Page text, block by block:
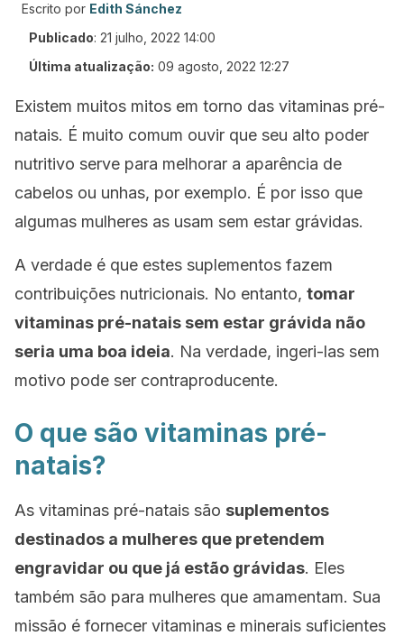
Escrito por Edith Sánchez
Publicado: 21 julho, 2022 14:00
Última atualização: 09 agosto, 2022 12:27
Existem muitos mitos em torno das vitaminas pré-
natais. É muito comum ouvir que seu alto poder
nutritivo serve para melhorar a aparência de
cabelos ou unhas, por exemplo. É por isso que
algumas mulheres as usam sem estar grávidas.
A verdade é que estes suplementos fazem
contribuições nutricionais. No entanto, tomar
vitaminas pré-natais sem estar grávida não
seria uma boa ideia. Na verdade, ingeri-las sem
motivo pode ser contraproducente.
O que são vitaminas pré-
natais?
As vitaminas pré-natais são suplementos
destinados a mulheres que pretendem
engravidar ou que já estão grávidas. Eles
também são para mulheres que amamentam. Sua
missão é fornecer vitaminas e minerais suficientes